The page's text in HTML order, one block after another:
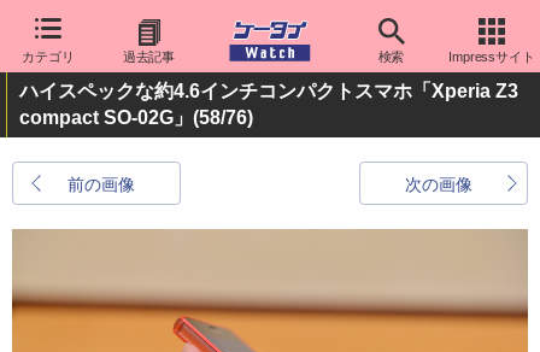
カテゴリ 過去記事 検索 Impressサイト
ハイスペックな約4.6インチコンパクトスマホ「Xperia Z3
compact SO-02G」 (58/76)
前の画像 次の画像